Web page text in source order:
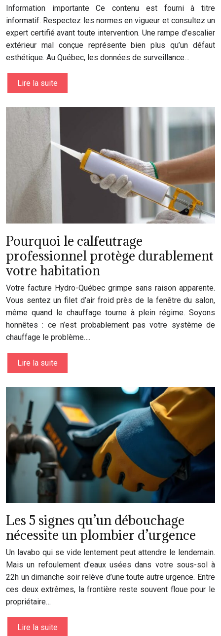
Information importante Ce contenu est fourni à titre
informatif. Respectez les normes en vigueur et consultez un
expert certifié avant toute intervention. Une rampe d’escalier
extérieur mal conçue représente bien plus qu’un défaut
esthétique. Au Québec, les données de surveillance…
Lire la suite
Pourquoi le calfeutrage
professionnel protège durablement
votre habitation
Votre facture Hydro-Québec grimpe sans raison apparente.
Vous sentez un filet d’air froid près de la fenêtre du salon,
même quand le chauffage tourne à plein régime. Soyons
honnêtes : ce n’est probablement pas votre système de
chauffage le problème….
Lire la suite
Les 5 signes qu’un débouchage
nécessite un plombier d’urgence
Un lavabo qui se vide lentement peut attendre le lendemain.
Mais un refoulement d’eaux usées dans votre sous-sol à
22h un dimanche soir relève d’une toute autre urgence. Entre
ces deux extrêmes, la frontière reste souvent floue pour le
propriétaire…
Lire la suite